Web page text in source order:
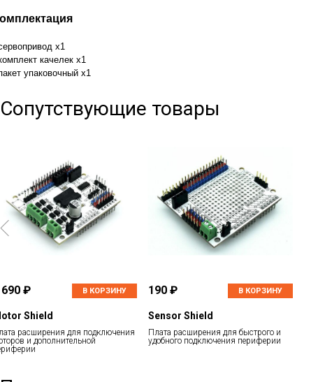
х1
качелек х1
упаковочный х1
Сопутствующие товары
690 ₽ В КОРЗИНУ
Shield
расширения для подключения
и дополнительной
190 ₽ В КОРЗИНУ
Sensor Shield
Плата расширения для быстрого и
удобного подключения периферии